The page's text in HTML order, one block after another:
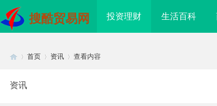
搜酷贸易网 投资理财 生活百科
首页 资讯 查看内容
资讯